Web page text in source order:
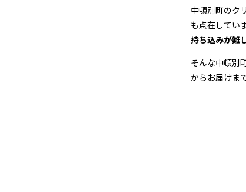
中頓別町のク
も点在してい
持ち込みが難
そんな中頓別
からお届けま